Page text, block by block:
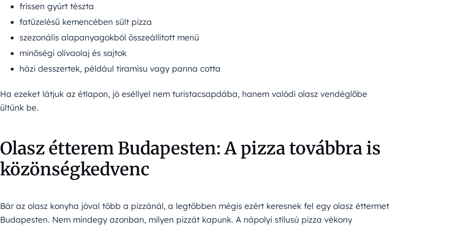
frissen gyúrt tészta
fatüzelésű kemencében sült pizza
szezonális alapanyagokból összeállított menü
minőségi olívaolaj és sajtok
házi desszertek, például tiramisu vagy panna cotta
Ha ezeket látjuk az étlapon, jó eséllyel nem turistacsapdába, hanem valódi olasz vendéglőbe
ültünk be.
Olasz étterem Budapesten: A pizza továbbra is
közönségkedvenc
Bár az olasz konyha jóval több a pizzánál, a legtöbben mégis ezért keresnek fel egy olasz éttermet
Budapesten. Nem mindegy azonban, milyen pizzát kapunk. A nápolyi stílusú pizza vékony